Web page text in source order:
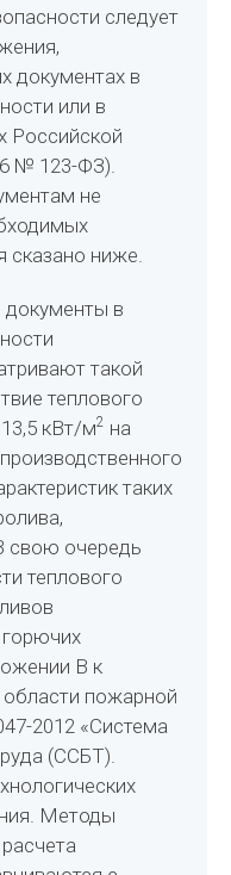
следует
документах в
или в
Российской
6 № 123-ФЗ).
не
сказано ниже.
в
такой
теплового
кВт/м2 на
таких
свою очередь
теплового
В к
пожарной
2012 «Система
(ССБТ).
Методы